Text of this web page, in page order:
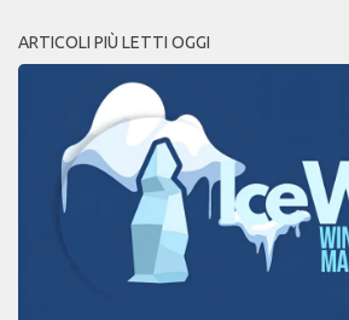
ARTICOLI PIÙ LETTI OGGI